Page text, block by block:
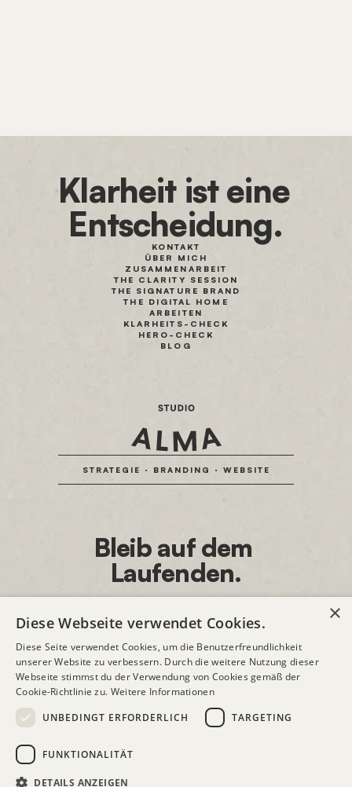
Klarheit ist eine
Entscheidung.
KONTAKT
ÜBER MICH
ZUSAMMENARBEIT
THE CLARITY SESSION
THE SIGNATURE BRAND
THE DIGITAL HOME
ARBEITEN
KLARHEITS-CHECK
HERO-CHECK
BLOG
STRATEGIE · BRANDING · WEBSITE
Bleib auf dem
Laufenden.
Ich bestätige, dass ich den Datenschutz-
ANMELDEN
×
Diese Webseite verwendet Cookies.
Diese Seite verwendet Cookies, um die Benutzerfreundlichkeit
unserer Website zu verbessern. Durch die weitere Nutzung dieser
Webseite stimmst du der Verwendung von Cookies gemäß der
Cookie-Richtlinie zu. Weitere Informationen
UNBEDINGT ERFORDERLICH
TARGETING
FUNKTIONALITÄT
DETAILS ANZEIGEN